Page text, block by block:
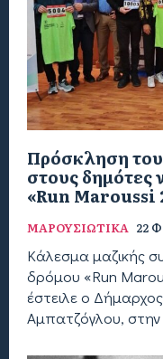
Πρόσκληση
στους δημότες
«Run Maroussi
ΜΑΡΟΥΣΙΩΤΙΚΑ 22
Κάλεσμα μαζικής
δρόμου «Run
έστειλε ο
Αμπατζόγλου,